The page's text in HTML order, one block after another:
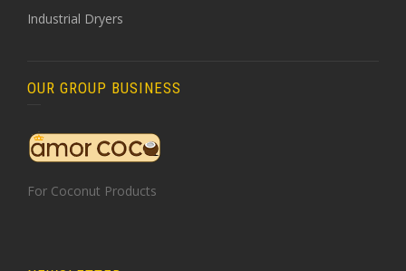
Industrial Dryers
OUR GROUP BUSINESS
For Coconut Products